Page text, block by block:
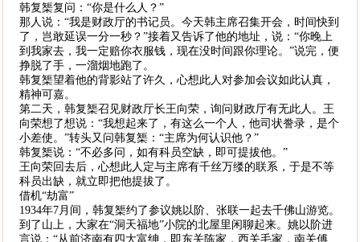
韩复榘复问：“你是什么人？”
那人说：“我是财政厅的书记员。今天韩主席召集开会，时间快到
了，岂敢延误一分一秒？”接着又告诉了他的地址，说：“你晚上
到我家去，我一定赔你衣服钱，现在没时间跟你理论。”说完，便
挣脱了手，一溜烟地跑了。
韩复榘望着他的背影站了许久，心想此人对参加会议如此认真，
精神可嘉。
第二天，韩复榘召见财政厅长王向荣，询问财政厅有无此人。王
向荣想了想说：“我想起来了，有这么一个人，他司状誊录，是个
小差使。”转头又问韩复榘：“主席为何认识他？”
韩复榘说：“不必多问，如有科员空缺，即可提拔他。”
王向荣回去后，心想此人定与主席有千丝万缕的联系，于是不等
科员出缺，就立即把他提拔了。
借机“劫富”
1934年7月间，韩复榘约了参议姚以阶、张联一起去千佛山游览。
到了山上，大家在“洞天福地”小院的北屋里闲聊起来。姚以阶进
言说：“从前济南有四大富绅，即东关陈家，西关毛家，南关傅